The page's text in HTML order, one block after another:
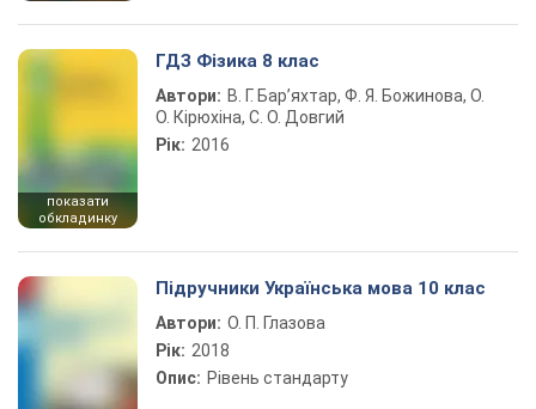
показати
обкладинку
ГДЗ Фізика 8 клас
Автори: В. Г. Бар’яхтар, Ф. Я. Божинова, О.
О. Кірюхіна, С. О. Довгий
Рік: 2016
Підручники Українська мова 10 клас
Автори: О. П. Глазова
Рік: 2018
Опис: Рівень стандарту